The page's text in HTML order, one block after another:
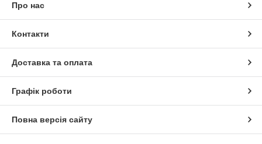
Про нас
Контакти
Доставка та оплата
Графік роботи
Повна версія сайту